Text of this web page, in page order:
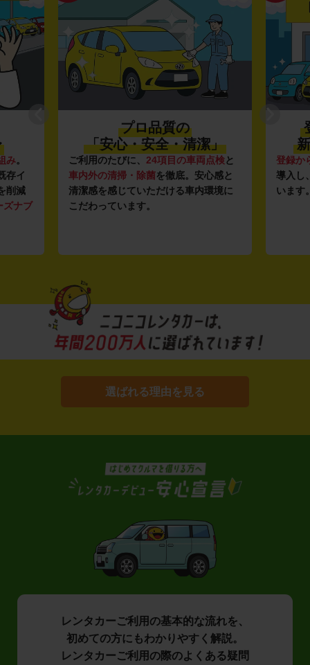
み。
存イ
削減
ズナブ
プロ品質の
「安心・安全・清潔」
ご利用のたびに、 24項目の車両点検と
車内外の清掃・除菌を徹底。安心感と
清潔感を感じていただける車内環境に
こだわっています。
登録か
導入し
います
選ばれる理由を見る
レンタカーご利用の基本的な流れを、
初めての方にもわかりやすく解説。
レンタカーご利用の際のよくある疑問